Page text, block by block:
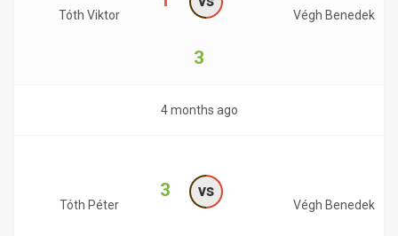
Tóth Viktor
3
Végh Benedek
4 months ago
Tóth Péter
3 vs
Végh Benedek